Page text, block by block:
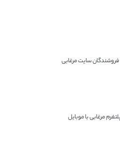
سایت مرغابی
مرغابی با موبایل